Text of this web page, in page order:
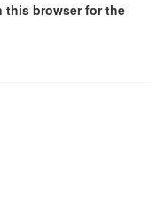
this browser for the